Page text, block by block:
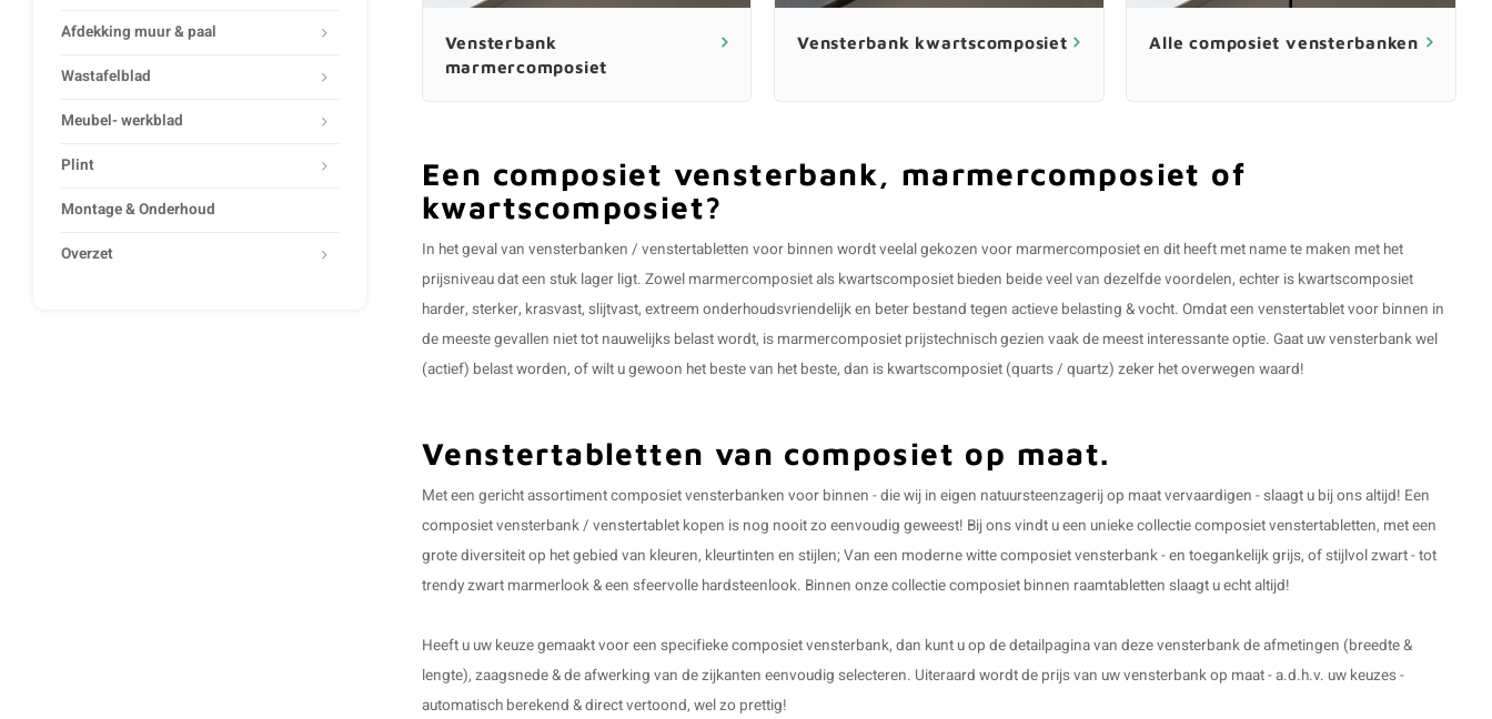
Afdekking muur & paal
Wastafelblad
Meubel- werkblad
Plint
Montage & Onderhoud
Overzet
Vensterbank
marmercomposiet
Vensterbank kwartscomposiet Alle composiet vensterbanken
Een composiet vensterbank, marmercomposiet of
kwartscomposiet?
In het geval van vensterbanken / venstertabletten voor binnen wordt veelal gekozen voor marmercomposiet en dit heeft met name te maken met het
prijsniveau dat een stuk lager ligt. Zowel marmercomposiet als kwartscomposiet bieden beide veel van dezelfde voordelen, echter is kwartscomposiet
harder, sterker, krasvast, slijtvast, extreem onderhoudsvriendelijk en beter bestand tegen actieve belasting & vocht. Omdat een venstertablet voor binnen in
de meeste gevallen niet tot nauwelijks belast wordt, is marmercomposiet prijstechnisch gezien vaak de meest interessante optie. Gaat uw vensterbank wel
(actief) belast worden, of wilt u gewoon het beste van het beste, dan is kwartscomposiet (quarts / quartz) zeker het overwegen waard!
Venstertabletten van composiet op maat.
Met een gericht assortiment composiet vensterbanken voor binnen - die wij in eigen natuursteenzagerij op maat vervaardigen - slaagt u bij ons altijd! Een
composiet vensterbank / venstertablet kopen is nog nooit zo eenvoudig geweest! Bij ons vindt u een unieke collectie composiet venstertabletten, met een
grote diversiteit op het gebied van kleuren, kleurtinten en stijlen; Van een moderne witte composiet vensterbank - en toegankelijk grijs, of stijlvol zwart - tot
trendy zwart marmerlook & een sfeervolle hardsteenlook. Binnen onze collectie composiet binnen raamtabletten slaagt u echt altijd!
Heeft u uw keuze gemaakt voor een specifieke composiet vensterbank, dan kunt u op de detailpagina van deze vensterbank de afmetingen (breedte &
lengte), zaagsnede & de afwerking van de zijkanten eenvoudig selecteren. Uiteraard wordt de prijs van uw vensterbank op maat - a.d.h.v. uw keuzes -
automatisch berekend & direct vertoond, wel zo prettig!